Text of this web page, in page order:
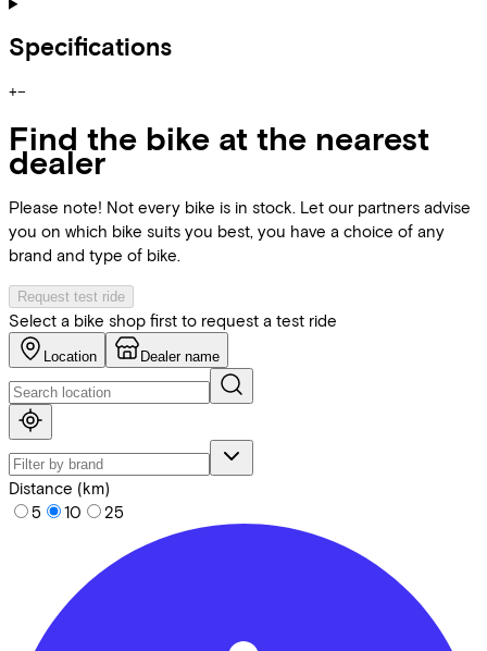
Specifications
+−
Find the bike at the nearest
dealer
Please note! Not every bike is in stock. Let our partners advise
you on which bike suits you best, you have a choice of any
brand and type of bike.
Request test ride
Select a bike shop first to request a test ride
Location Dealer name
Distance (km)
5
10 25